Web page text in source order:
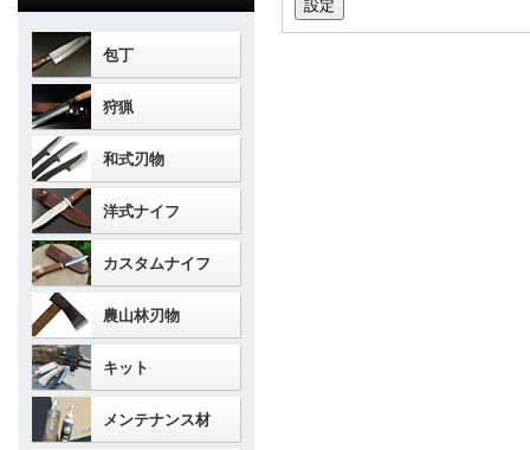
包丁
狩猟
和式刃物
洋式ナイフ
カスタムナイフ
農山林刃物
キット
メンテナンス材